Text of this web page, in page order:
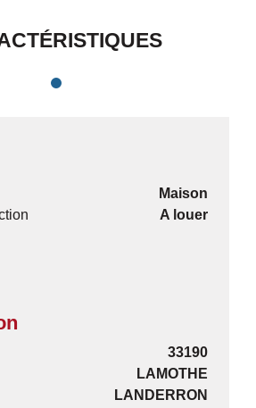
Maison
A louer
33190
LAMOTHE
LANDERRON